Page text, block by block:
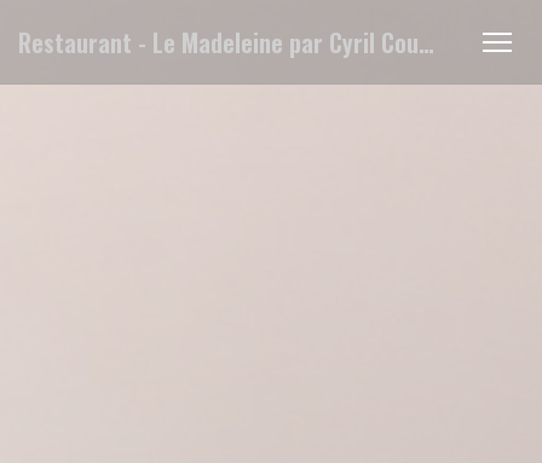
Restaurant - Le Madeleine par Cyril Coutin